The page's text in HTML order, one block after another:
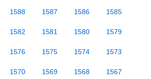
1588 1587 1586 1585
1582 1581 1580 1579
1576 1575 1574 1573
1570 1569 1568 1567